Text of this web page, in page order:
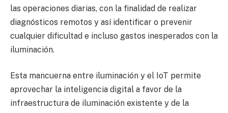
las operaciones diarias, con la finalidad de realizar
diagnósticos remotos y así identificar o prevenir
cualquier dificultad e incluso gastos inesperados con la
iluminación.
Esta mancuerna entre iluminación y el IoT permite
aprovechar la inteligencia digital a favor de la
infraestructura de iluminación existente y de la